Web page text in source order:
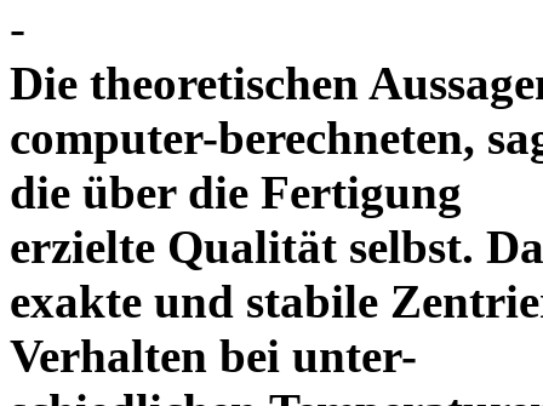
-
Die theoretischen
computer-berechneten,
die über die Fertigung
erzielte Qualität selbst.
exakte und stabile
Verhalten bei unter-